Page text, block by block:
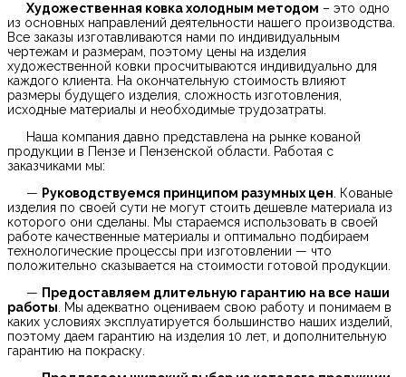
Художественная ковка холодным методом – это одно
из основных направлений деятельности нашего производства.
Все заказы изготавливаются нами по индивидуальным
чертежам и размерам, поэтому цены на изделия
художественной ковки просчитываются индивидуально для
каждого клиента. На окончательную стоимость влияют
размеры будущего изделия, сложность изготовления,
исходные материалы и необходимые трудозатраты.
Наша компания давно представлена на рынке кованой
продукции в Пензе и Пензенской области. Работая с
заказчиками мы:
— Руководствуемся принципом разумных цен . Кованые
изделия по своей сути не могут стоить дешевле материала из
которого они сделаны. Мы стараемся использовать в своей
работе качественные материалы и оптимально подбираем
технологические процессы при изготовлении — что
положительно сказывается на стоимости готовой продукции.
— Предоставляем длительную гарантию на все наши
работы . Мы адекватно оцениваем свою работу и понимаем в
каких условиях эксплуатируется большинство наших изделий,
поэтому даем гарантию на изделия 10 лет, и дополнительную
гарантию на покраску.